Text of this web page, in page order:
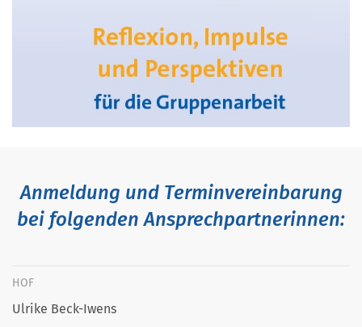
Anmeldung und Terminvereinbarung
bei folgenden Ansprechpartnerinnen:
HOF
Ulrike Beck-Iwens